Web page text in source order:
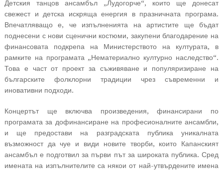
Детския танцов ансамбъл „Лудогорче“, които ще донесат
свежест и детска искряща енергия в празничната програма.
Впечатляващо е, че изпълненията на артистите ще бъдат
поднесени с нови сценични костюми, закупени благодарение на
финансовата подкрепа на Министерството на културата, в
рамките на програмата „Нематериално културно наследство“.
Това е част от проект за съживяване и популяризиране на
българските фолклорни традиции чрез съвременни и
иновативни подходи.
Концертът ще включва произведения, финансирани по
програмата за дофинансиране на професионалните ансамбли,
и ще предостави на разградската публика уникалната
възможност да чуе и види новите творби, които Капанският
ансамбъл е подготвил за първи път за широката публика. Сред
имената на изпълнителите са някои от най-утвърдените имена